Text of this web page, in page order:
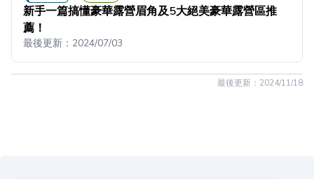
新手一篇搞懂豪華露營眉角及5大絕美豪華露營區推
薦！
最後更新： 2024/07/03
最後更新： 2024/11/18